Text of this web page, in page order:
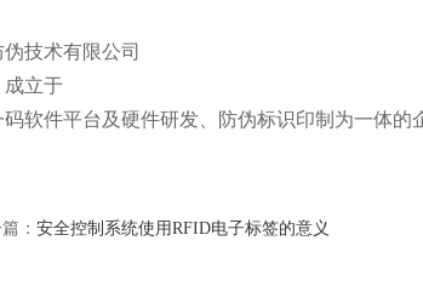
技术有限公司
成立于
码软件平台及硬件研发、防伪标识印制为一体
： 安全控制系统使用RFID电子标签的意义